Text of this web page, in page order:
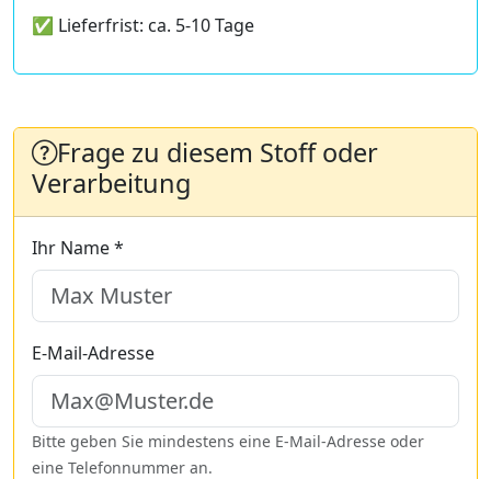
✅ Lieferfrist: ca. 5-10 Tage
Frage zu diesem Stoff oder
Verarbeitung
Ihr Name *
E-Mail-Adresse
Bitte geben Sie mindestens eine E-Mail-Adresse oder
eine Telefonnummer an.